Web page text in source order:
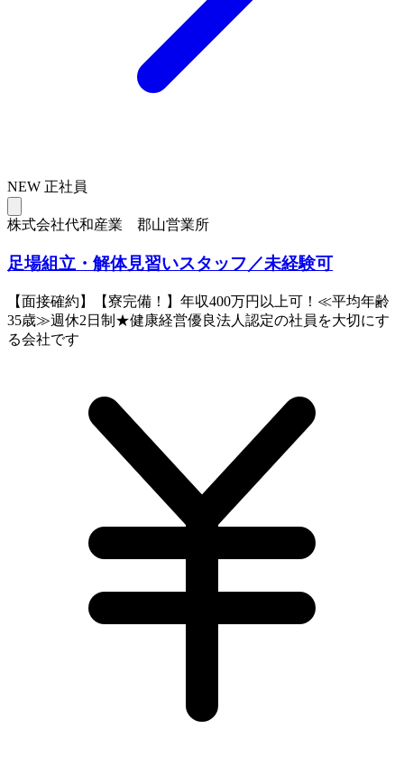
NEW 正社員
株式会社代和産業 郡山営業所
足場組立・解体見習いスタッフ／未経験可
【面接確約】【寮完備！】年収400万円以上可！≪平均年齢
35歳≫週休2日制★健康経営優良法人認定の社員を大切にす
る会社です